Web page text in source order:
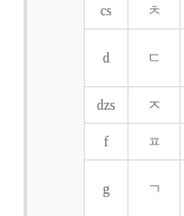
cs ㅊ
d ㄷ
dzs ㅈ
f ㅍ
g ㄱ